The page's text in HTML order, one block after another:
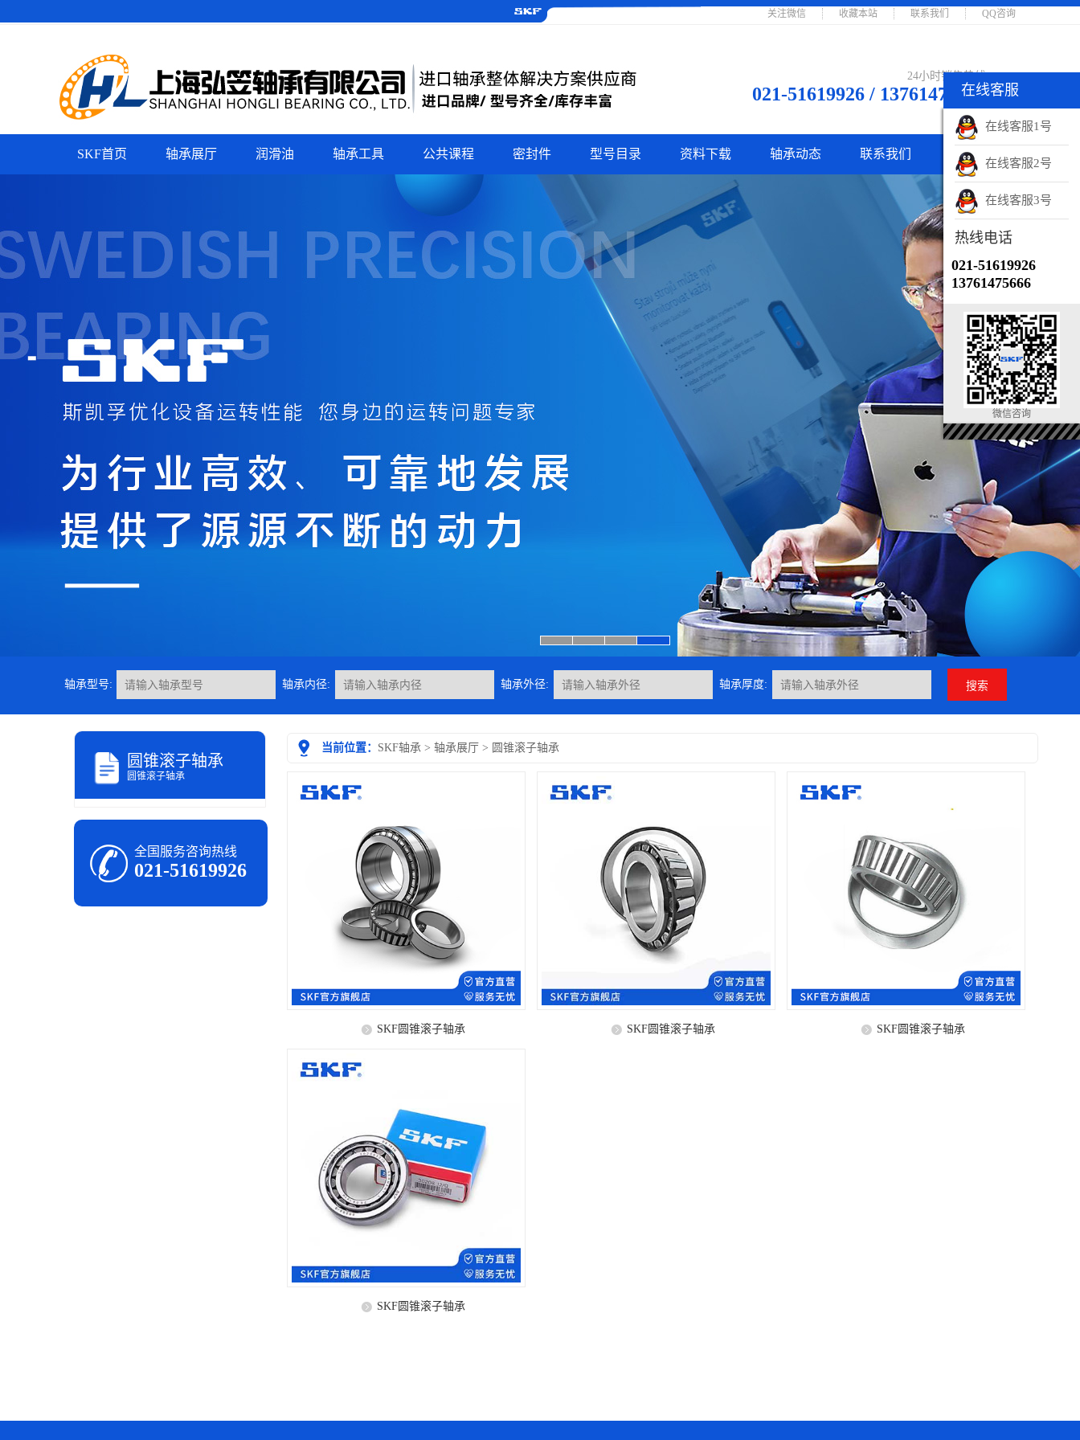
关注微信 收藏本站 联系我们 QQ咨询
24小时销售热线
021-51619926 / 13761475666
SKF首页 轴承展厅 润滑油 轴承工具 公共课程 密封件 型号目录 资料下载 轴承动态 联系我们
轴承型号: 轴承内径: 轴承外径: 轴承厚度:
当前位置： SKF轴承 > 轴承展厅 > 圆锥滚子轴承
SKF圆锥滚子轴承 SKF圆锥滚子轴承 SKF圆锥滚子轴承
SKF圆锥滚子轴承
圆锥滚子轴承
圆锥滚子轴承
全国服务咨询热线
021-51619926
在线客服
销售客服
销售客服
销售电话
微信账号
在线客服
在线客服1号
在线客服2号
在线客服3号
热线电话
021-51619926
13761475666
微信咨询